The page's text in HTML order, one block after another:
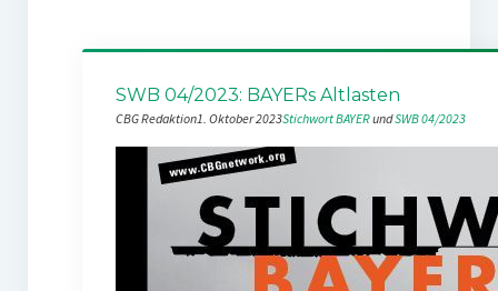
SWB 04/2023: BAYERs Altlasten
CBG Redaktion1. Oktober 2023Stichwort BAYER und SWB 04/2023